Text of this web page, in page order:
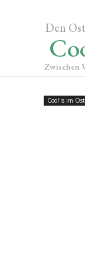
Den
Zwischen
Cool'is im